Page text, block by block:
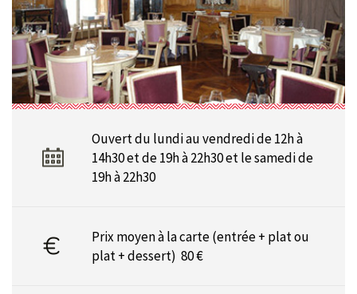
Ouvert du lundi au vendredi de 12h à
14h30 et de 19h à 22h30 et le samedi de
19h à 22h30
Prix moyen à la carte (entrée + plat ou
plat + dessert) 80 €